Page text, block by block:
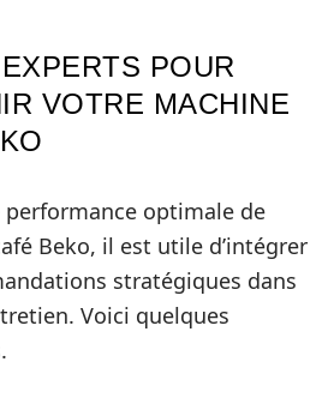
POUR
VOTRE MACHINE
optimale de
Beko, il est utile d’intégrer
stratégiques dans
Voici quelques